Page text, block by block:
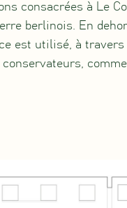
consacrées à Le
berlinois. En
est utilisé, à travers